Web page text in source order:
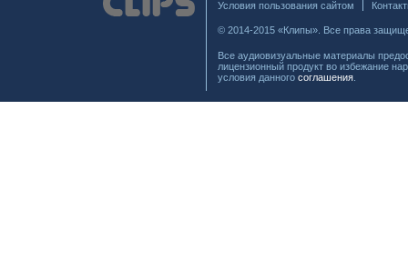
Условия пользования сайтом
© 2014-2015 «Клипы». Все права
Все аудиовизуальные материалы
лицензионный продукт во избежание
условия данного соглашения